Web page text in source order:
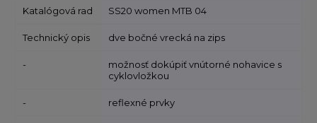
Katalógová rad SS20 women MTB 04
Technický opis dve bočné vrecká na zips
-
možnosť dokúpiť vnútorné nohavice s
cyklovložkou
- reflexné prvky